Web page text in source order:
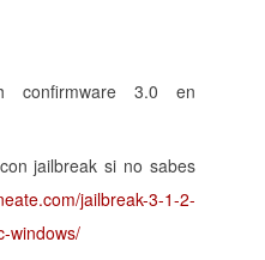
confirmware 3.0 en
jailbreak si no sabes
jailbreak-3-1-2-
windows/